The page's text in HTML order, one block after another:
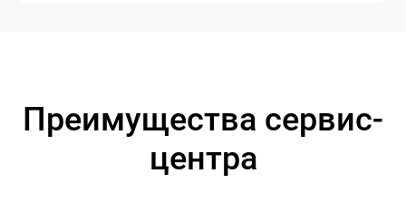
Преимущества сервис-
центра